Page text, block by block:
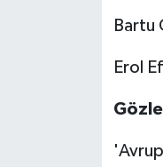
Bartu
Erol